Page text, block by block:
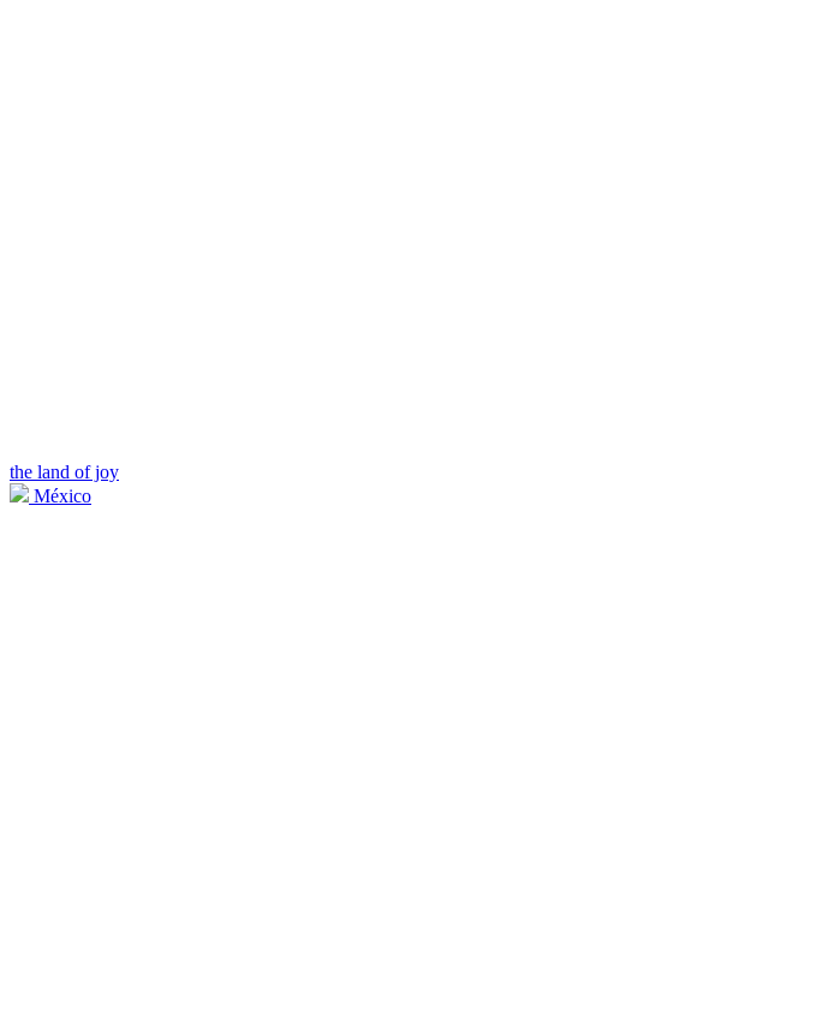
the land of joy
México